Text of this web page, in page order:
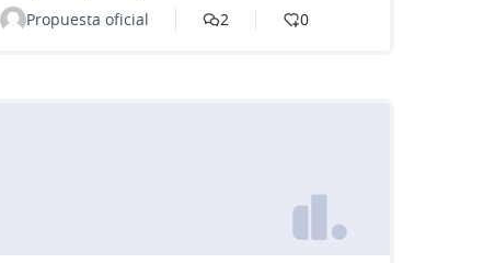
Propuesta oficial 2 0